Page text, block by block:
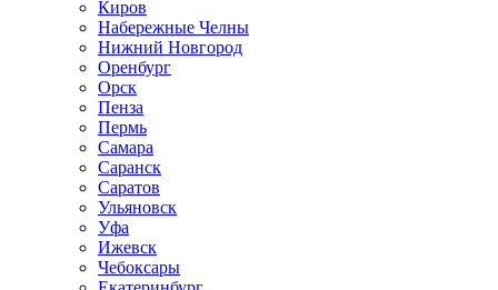
Киров
Набережные Челны
Нижний Новгород
Оренбург
Орск
Пенза
Пермь
Самара
Саранск
Саратов
Ульяновск
Уфа
Ижевск
Чебоксары